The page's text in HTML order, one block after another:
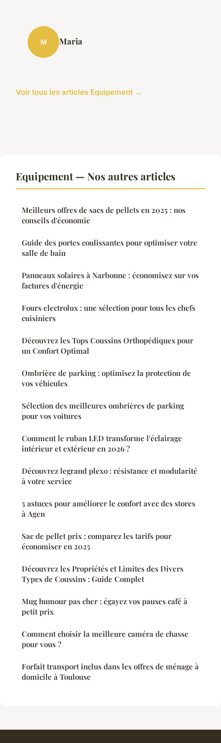
M Maria
Voir tous les articles Equipement →
Equipement — Nos autres articles
Meilleurs offres de sacs de pellets en 2025 : nos
conseils d'économie
Guide des portes coulissantes pour optimiser votre
salle de bain
Panneaux solaires à Narbonne : économisez sur vos
factures d'énergie
Fours electrolux : une sélection pour tous les chefs
cuisiniers
Découvrez les Tops Coussins Orthopédiques pour
un Confort Optimal
Ombrière de parking : optimisez la protection de
vos véhicules
Sélection des meilleures ombrières de parking
pour vos voitures
Comment le ruban LED transforme l'éclairage
intérieur et extérieur en 2026 ?
Découvrez legrand plexo : résistance et modularité
à votre service
5 astuces pour améliorer le confort avec des stores
à Agen
Sac de pellet prix : comparez les tarifs pour
économiser en 2025
Découvrez les Propriétés et Limites des Divers
Types de Coussins : Guide Complet
Mug humour pas cher : égayez vos pauses café à
petit prix
Comment choisir la meilleure caméra de chasse
pour vous ?
Forfait transport inclus dans les offres de ménage à
domicile à Toulouse